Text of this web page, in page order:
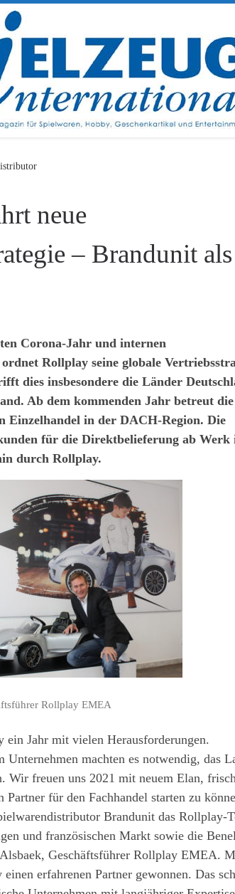
neue
– Brandunit als
Corona-Jahr und internen
Rollplay seine globale
dies insbesondere die Länder
Ab dem kommenden Jahr betreut die
Einzelhandel in der DACH-Region. Die
für die Direktbelieferung ab Werk
durch Rollplay.
Rollplay EMEA
ein Jahr mit vielen Herausforderungen.
Unternehmen machten es notwendig, das
Wir freuen uns 2021 mit neuem Elan,
Partner für den Fachhandel starten zu
Brandunit das Rollplay-
und französischen Markt sowie die
Geschäftsführer Rollplay EMEA.
erfahrenen Partner gewonnen. Das